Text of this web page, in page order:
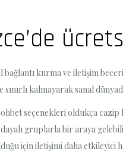
kurma ve iletişim
kalmayarak sanal
seçenekleri oldukça
gruplarla bir araya
için iletişimi daha etkileyici